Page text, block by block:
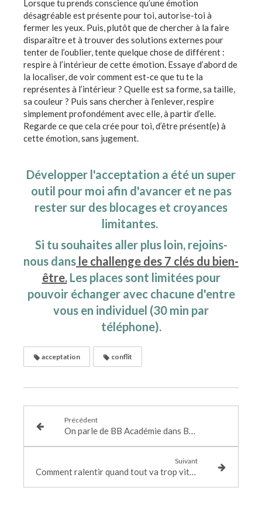
Lorsque tu prends conscience qu’une émotion
désagréable est présente pour toi, autorise-toi à
fermer les yeux. Puis, plutôt que de chercher à la faire
disparaître et à trouver des solutions externes pour
tenter de l’oublier, tente quelque chose de différent :
respire à l’intérieur de cette émotion. Essaye d’abord de
la localiser, de voir comment est-ce que tu te la
représentes à l’intérieur ? Quelle est sa forme, sa taille,
sa couleur ? Puis sans chercher à l’enlever, respire
simplement profondément avec elle, à partir d’elle.
Regarde ce que cela crée pour toi, d’être présent(e) à
cette émotion, sans jugement.
Développer l'acceptation a été un super
outil pour moi afin d'avancer et ne pas
rester sur des blocages et croyances
limitantes.
Si tu souhaites aller plus loin, rejoins-
nous dans le challenge des 7 clés du bien-
être.Les places sont limitées pour
pouvoir échanger avec chacune d'entre
vous en individuel (30 min par
téléphone).
acceptation conflit
Précédent
On parle de BB Académie dans BIBA, ELLE et VOICI !
Suivant
Comment ralentir quand tout va trop vite ?